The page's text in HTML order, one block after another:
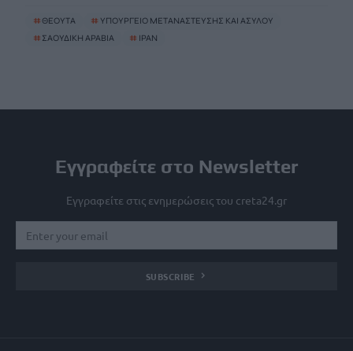
#ΘΕΟΥΤΑ # ΥΠΟΥΡΓΕΙΟ ΜΕΤΑΝΑΣΤΕΥΣΗΣ ΚΑΙ ΑΣΥΛΟΥ
# ΣΑΟΥΔΙΚΗ ΑΡΑΒΙΑ # ΙΡΑΝ
Εγγραφείτε στο Newsletter
Εγγραφείτε στις ενημερώσεις του creta24.gr
SUBSCRIBE